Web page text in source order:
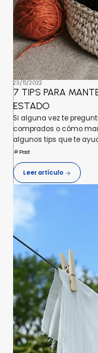
23/5/2022
7 TIPS PARA
ESTADO
Si alguna vez te
comprados o cómo
algunos tips que te
Post
Leer artículo